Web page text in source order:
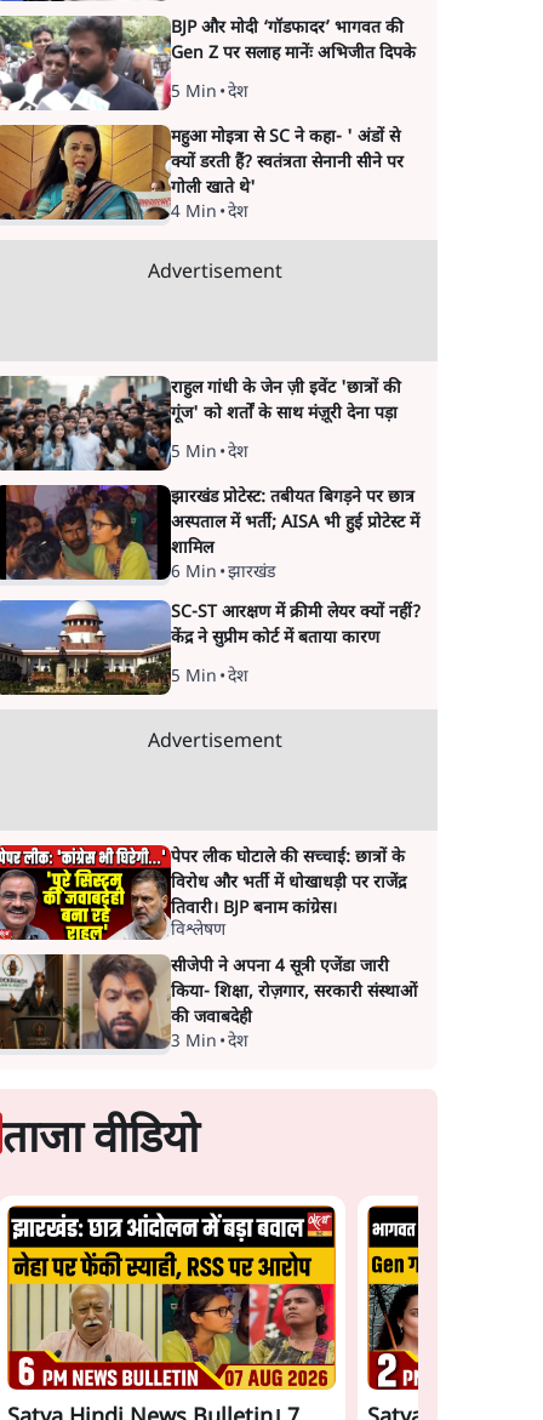
BJP और मोदी ‘गॉडफादर’ भागवत की
Gen Z पर सलाह मानेंः अभिजीत दिपके
5 Min •देश
महुआ मोइत्रा से SC ने कहा- ' अंडों से
क्यों डरती हैं? स्वतंत्रता सेनानी सीने पर
गोली खाते थे'
4 Min •देश
Advertisement
राहुल गांधी के जेन ज़ी इवेंट 'छात्रों की
गूंज' को शर्तों के साथ मंज़ूरी देना पड़ा
5 Min •देश
झारखंड प्रोटेस्ट: तबीयत बिगड़ने पर छात्र
अस्पताल में भर्ती; AISA भी हुई प्रोटेस्ट में
शामिल
6 Min •झारखंड
SC-ST आरक्षण में क्रीमी लेयर क्यों नहीं?
केंद्र ने सुप्रीम कोर्ट में बताया कारण
5 Min •देश
Advertisement
पेपर लीक घोटाले की सच्चाई: छात्रों के
विरोध और भर्ती में धोखाधड़ी पर राजेंद्र
तिवारी। BJP बनाम कांग्रेस।
विश्लेषण
सीजेपी ने अपना 4 सूत्री एजेंडा जारी
किया- शिक्षा, रोज़गार, सरकारी संस्थाओं
की जवाबदेही
3 Min •देश
ताजा वीडियो